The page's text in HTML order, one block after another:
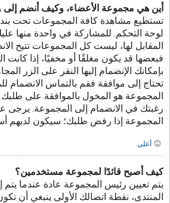
أين هي مجموعة الأعضاء، وكيف أنضم إلى
تستطيع مشاهدة كافة المجموعات تحت
لوحة التحكم. للمشاركة في واحدة منها
المقابل لها، ليست كل المجموعات تتيح
فبعضها قد يكون مغلقًا أو مخفيًا، إذا كانت
بإمكانك الإنضمام إليها النقر على الزر
تحتاج إلى موافقة فقم بالتماس الانضمام
المجموعة هو المخول بالموافقة على
رغبتك في الانضمام إلى المجموعة. يرجى
المجموعة إذا رفض طلبك؛ سيكون لديهم
أعلى
كيف أصبح قائدًا لمجموعة مستخدمين؟
يتم تعيين رئيس المجموعة عادة عندما
المنتدى، نقطة اتصالك الأولى ينبغي أن